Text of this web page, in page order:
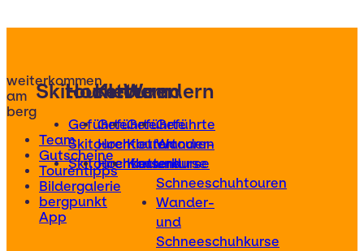
weiterkommen
am
berg
Team
Gutscheine
Tourentipps
Bildergalerie
bergpunkt
App
Skitouren
Geführte
Skitouren
Skitourenkurse
Hochtouren
Geführte
Hochtouren
Hochtourenkurse
Klettern
Geführte
Klettertouren
Kletterkurse
Wandern
Geführte
Wander-
und
Schneeschuhtouren
Wander-
und
Schneeschuhkurse